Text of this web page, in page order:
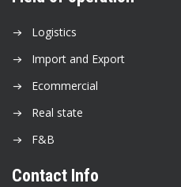
Logistics
Import and Export
Ecommercial
Real state
F&B
Contact Info